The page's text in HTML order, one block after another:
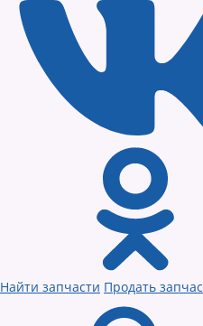
Найти запчасти Продать